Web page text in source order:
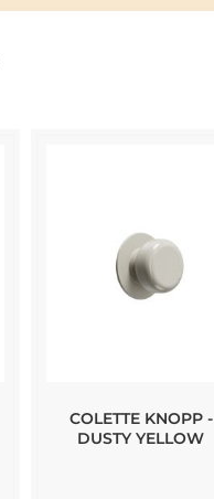
COLETTE KNOPP -
DUSTY YELLOW